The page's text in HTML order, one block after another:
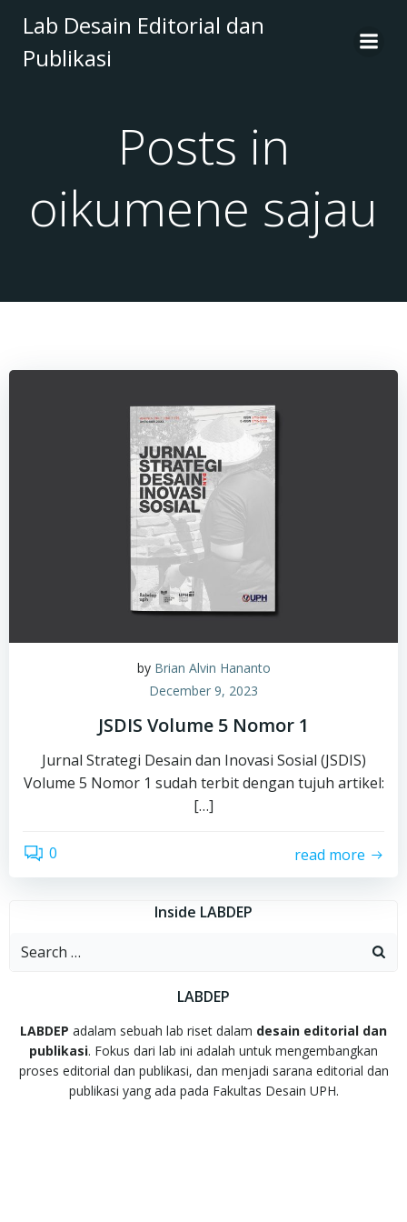
to
Lab Desain Editorial dan
Publikasi
Posts in
oikumene sajau
by Brian Alvin Hananto
December 9, 2023
JSDIS Volume 5 Nomor 1
Jurnal Strategi Desain dan Inovasi Sosial (JSDIS)
Volume 5 Nomor 1 sudah terbit dengan tujuh artikel:
[…]
0 read more
Inside LABDEP
Search
LABDEP
LABDEP adalam sebuah lab riset dalam desain editorial dan
publikasi. Fokus dari lab ini adalah untuk mengembangkan
proses editorial dan publikasi, dan menjadi sarana editorial dan
publikasi yang ada pada Fakultas Desain UPH.